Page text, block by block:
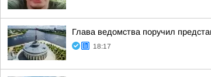
Глава ведомства поручил
18:17